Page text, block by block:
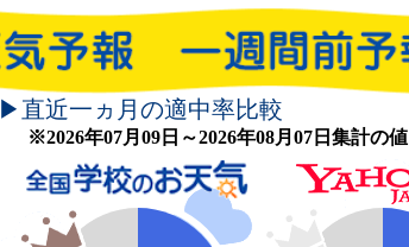
▶直近一ヵ月の適中率比較
※2026年07月09日～2026年08月07日集計の値